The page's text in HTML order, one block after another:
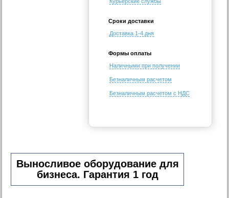
Сроки доставки
Доставка 1-4 дня
Формы оплаты
Наличными при получении
Безналичным расчетом
Безналичным расчетом с НДС
Выносливое оборудование для
бизнеса. Гарантия 1 год